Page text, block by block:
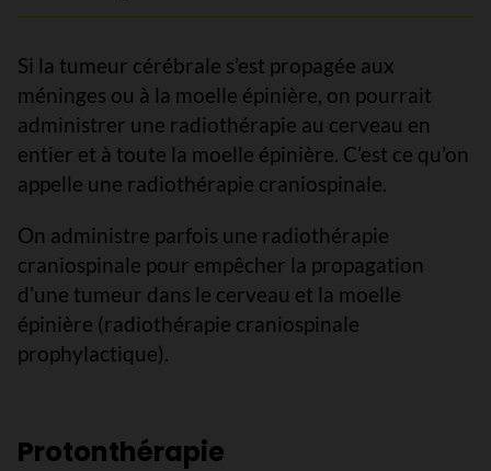
Si la tumeur cérébrale s’est propagée aux
méninges ou à la moelle épinière, on pourrait
administrer une radiothérapie au cerveau en
entier et à toute la moelle épinière. C’est ce qu’on
appelle une radiothérapie craniospinale.
On administre parfois une radiothérapie
craniospinale pour empêcher la propagation
d’une tumeur dans le cerveau et la moelle
épinière (radiothérapie craniospinale
prophylactique).
Protonthérapie